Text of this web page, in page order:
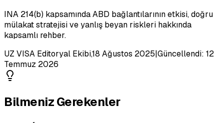
INA 214(b) kapsamında ABD bağlantılarının etkisi, doğru
mülakat stratejisi ve yanlış beyan riskleri hakkında
kapsamlı rehber.
UZ VISA Editoryal Ekibi,18 Ağustos 2025|Güncellendi: 12
Temmuz 2026
Bilmeniz Gerekenler